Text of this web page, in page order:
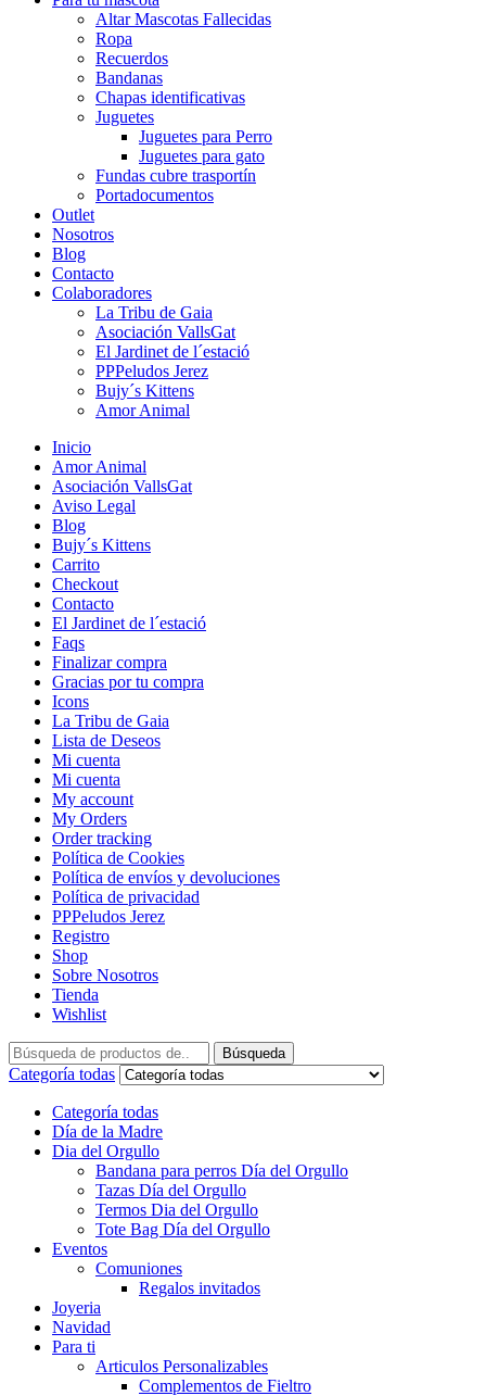
Altar Mascotas Fallecidas
Ropa
Recuerdos
Bandanas
Chapas identificativas
Juguetes
Juguetes para Perro
Juguetes para gato
Fundas cubre trasportín
Portadocumentos
Outlet
Nosotros
Blog
Contacto
Colaboradores
La Tribu de Gaia
Asociación VallsGat
El Jardinet de l´estació
PPPeludos Jerez
Bujy´s Kittens
Amor Animal
Inicio
Amor Animal
Asociación VallsGat
Aviso Legal
Blog
Bujy´s Kittens
Carrito
Checkout
Contacto
El Jardinet de l´estació
Faqs
Finalizar compra
Gracias por tu compra
Icons
La Tribu de Gaia
Lista de Deseos
Mi cuenta
Mi cuenta
My account
My Orders
Order tracking
Política de Cookies
Política de envíos y devoluciones
Política de privacidad
PPPeludos Jerez
Registro
Shop
Sobre Nosotros
Tienda
Wishlist
Búsqueda
Categoría todas
Categoría todas
Día de la Madre
Dia del Orgullo
Bandana para perros Día del Orgullo
Tazas Día del Orgullo
Termos Dia del Orgullo
Tote Bag Día del Orgullo
Eventos
Comuniones
Regalos invitados
Joyeria
Navidad
Para ti
Articulos Personalizables
Complementos de Fieltro